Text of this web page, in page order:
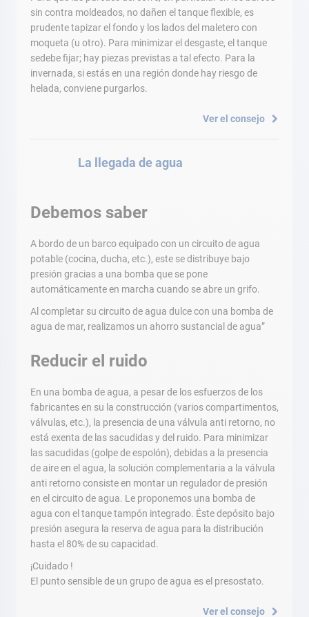
sin contra moldeados, no dañen el tanque flexible, es
prudente tapizar el fondo y los lados del maletero con
moqueta (u otro). Para minimizar el desgaste, el tanque
sedebe fijar; hay piezas previstas a tal efecto. Para la
invernada, si estás en una región donde hay riesgo de
helada, conviene purgarlos.
Ver el consejo
La llegada de agua
Debemos saber
A bordo de un barco equipado con un circuito de agua
potable (cocina, ducha, etc.), este se distribuye bajo
presión gracias a una bomba que se pone
automáticamente en marcha cuando se abre un grifo.
Al completar su circuito de agua dulce con una bomba de
agua de mar, realizamos un ahorro sustancial de agua”
Reducir el ruido
En una bomba de agua, a pesar de los esfuerzos de los
fabricantes en su la construcción (varios compartimentos,
válvulas, etc.), la presencia de una válvula anti retorno, no
está exenta de las sacudidas y del ruido. Para minimizar
las sacudidas (golpe de espolón), debidas a la presencia
de aire en el agua, la solución complementaria a la válvula
anti retorno consiste en montar un regulador de presión
en el circuito de agua. Le proponemos una bomba de
agua con el tanque tampón integrado. Éste depósito bajo
presión asegura la reserva de agua para la distribución
hasta el 80% de su capacidad.
¡Cuidado !
El punto sensible de un grupo de agua es el presostato.
Ver el consejo